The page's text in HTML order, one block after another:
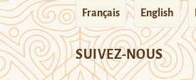
Français English
SUIVEZ-NOUS